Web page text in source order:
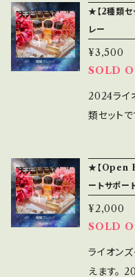
グしてお届けします
とするだ
ネルギー
き寄せましょう！ 10mlスプレー
ではあり
ていくア
モリーオ
一部入る
nix Rising
い豊かさ、富
あなたが
て、受け取
ムです。
切ってくだ
漬け込ま
あります
ティブ・
る サイキ
et【リセッ
ギーとカ
に。 プラスして、ヒーラーBlue Moonがエネル
ギー・ヒーリ
の時間に。 そして愛も幸せも豊かさも引き
ましょう！ 10mlスプレー/シルバーキャップ ＊絶
対の効果
りを楽し
す。 ＊
てくださ
はピンク
ルなブレ
ます。 ピンクは赤と白のMIXですから 本来強い
エネルギーなのです。
～ こちら
魔除けパワ
ネルギー
のレシピ
材料を加
ルにしました。 【Banish It 悪霊
シピは昔
で 邪悪な
★【2種類セ
レー
¥3,500
SOLD
2024ライ
類セット
ください♡ ■Open Eye～覚醒ブレンド
ps://
74 ■New Earth～奇跡の惑星ブレンド～ htt
ps://
45 １）Open Eye～覚醒ブレンド～ 目を開けれ
ば、天に
★【Open
ートサポー
¥2,000
SOLD
ライオン
えます。 2024年は2+0+2+4=8 そして8月8日